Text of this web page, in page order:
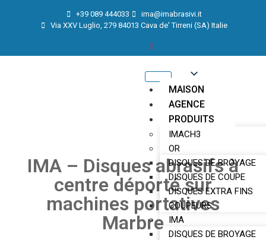
+39 089 444033
ima@imabrasivi.it
Via XXV Luglio, 279 84013 Cava de' Tirreni (SA) Italie
MAISON
AGENCE
PRODUITS
IMACH3
OR
DISQUES DE BROYAGE
DISQUES DE COUPE
DISQUES EXTRA FINS
COUPEURS
IMA
DISQUES DE BROYAGE
IMA – Disques abrasifs à
centre déporté sur
machines portatives
Marbre